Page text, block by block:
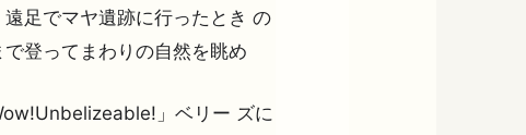
足でマヤ遺跡に行ったとき の
登ってまわりの自然を眺め
」ベリー ズに